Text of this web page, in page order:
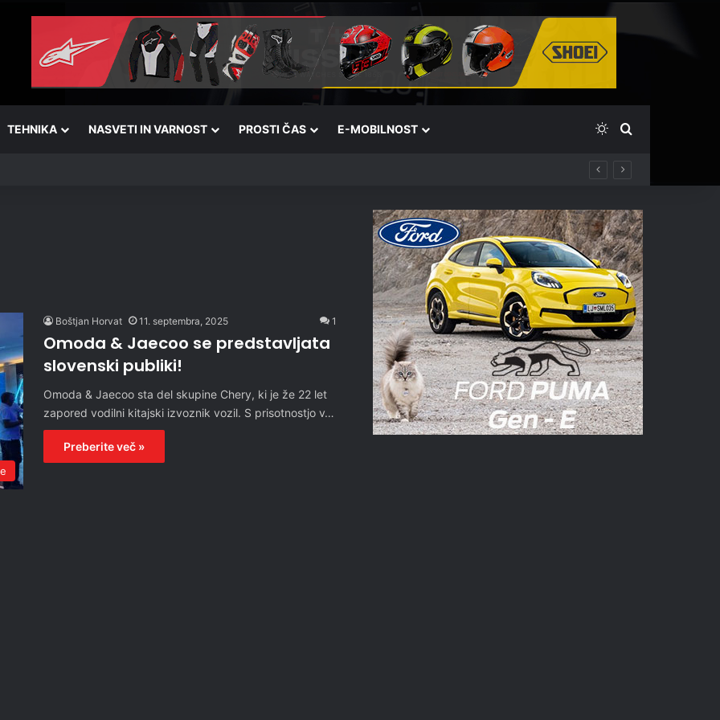
TEHNIKA NASVETI IN VARNOST PROSTI ČAS E-MOBILNOST Switch skin
Išči
Boštjan Horvat 11. septembra, 2025 1
Omoda & Jaecoo se predstavljata
slovenski publiki!
Omoda & Jaecoo sta del skupine Chery, ki je že 22 let
zapored vodilni kitajski izvoznik vozil. S prisotnostjo v…
Preberite več »